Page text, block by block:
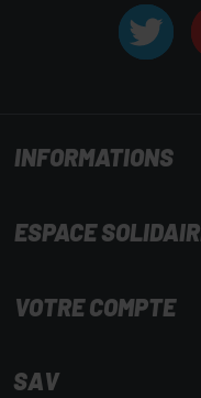
INFORMATIONS
ESPACE
VOTRE COMPTE
SAV